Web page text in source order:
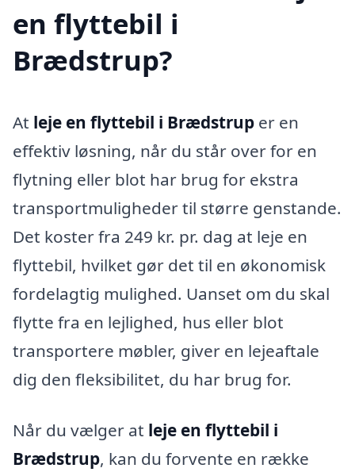
en flyttebil i
Brædstrup?
At leje en flyttebil i Brædstrup er en
effektiv løsning, når du står over for en
flytning eller blot har brug for ekstra
transportmuligheder til større genstande.
Det koster fra 249 kr. pr. dag at leje en
flyttebil, hvilket gør det til en økonomisk
fordelagtig mulighed. Uanset om du skal
flytte fra en lejlighed, hus eller blot
transportere møbler, giver en lejeaftale
dig den fleksibilitet, du har brug for.
Når du vælger at leje en flyttebil i
Brædstrup, kan du forvente en række